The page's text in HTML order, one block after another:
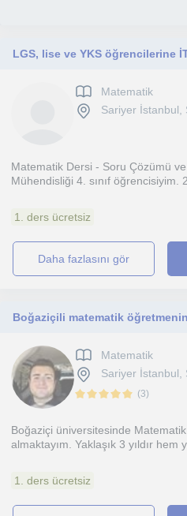
Matematik
Sariyer İstanbul,
Matematik Dersi - Soru Çözümü
Mühendisliği 4. sınıf öğrencisiyim.
1. ders ücretsiz
daha fazlasını gör
Matematik
Sariyer İstanbul,
(3)
Boğaziçi üniversitesinde
almaktayım. Yaklaşık 3 yıldır hem
1. ders ücretsiz